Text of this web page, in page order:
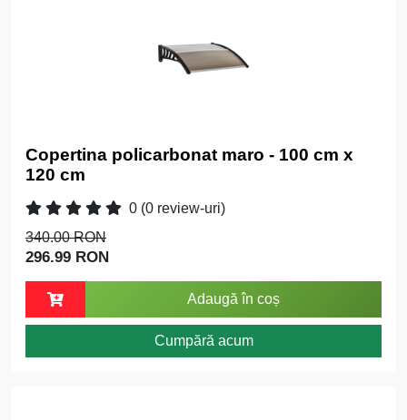
Copertina policarbonat maro - 100 cm x
120 cm
0 (0 review-uri)
340.00 RON
296.99 RON
Adaugă în coș
Cumpără acum